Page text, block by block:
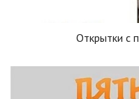
Открытки с